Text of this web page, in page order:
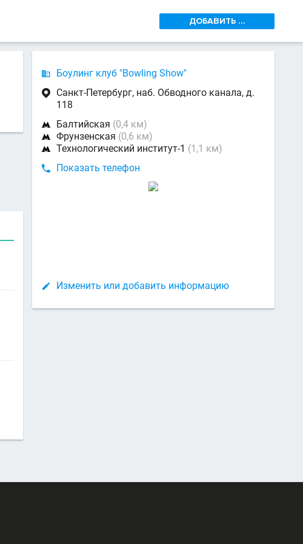
ДОБАВИТЬ ...
 Боулинг клуб "Bowling Show"

Санкт-Петербург, наб. Обводного канала, д.
118
 Балтийская (0,4 км)
 Фрунзенская (0,6 км)
 Технологический институт-1 (1,1 км)
 Показать телефон
 Изменить или добавить информацию